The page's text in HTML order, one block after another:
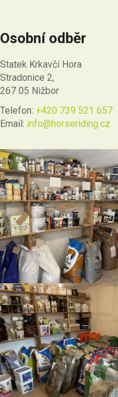
Osobní odběr
Statek Krkavčí Hora
Stradonice 2,
267 05 Nižbor
Telefon: +420 739 521 657
Email: info@horseriding.cz